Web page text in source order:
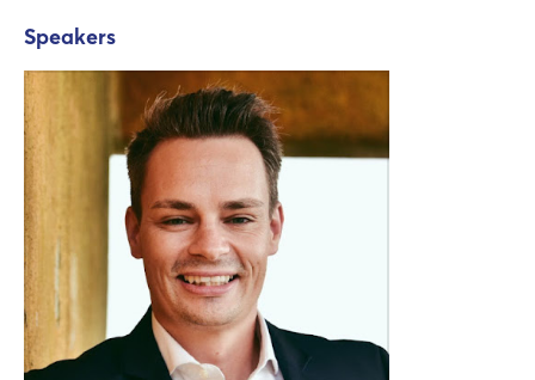
LinkedIn
Whatsapp
Link kopieren
Speakers